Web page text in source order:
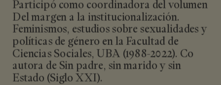
Participó como coordinadora del volumen
Del margen a la institucionalización.
Feminismos, estudios sobre sexualidades y
políticas de género en la Facultad de
Ciencias Sociales, UBA (1988-2022). Co
autora de Sin padre, sin marido y sin
Estado (Siglo XXI).